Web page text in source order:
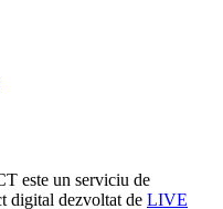
este un serviciu de
digital dezvoltat de LIVE